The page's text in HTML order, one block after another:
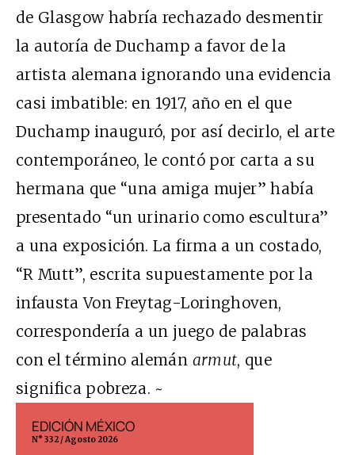
de Glasgow habría rechazado desmentir
la autoría de Duchamp a favor de la
artista alemana ignorando una evidencia
casi imbatible: en 1917, año en el que
Duchamp inauguró, por así decirlo, el arte
contemporáneo, le contó por carta a su
hermana que “una amiga mujer” había
presentado “un urinario como escultura”
a una exposición. La firma a un costado,
“R Mutt”, escrita supuestamente por la
infausta Von Freytag-Loringhoven,
correspondería a un juego de palabras
con el término alemán armut, que
significa pobreza. ~
EDICIÓN MÉXICO
N° 332 / Agosto 2026